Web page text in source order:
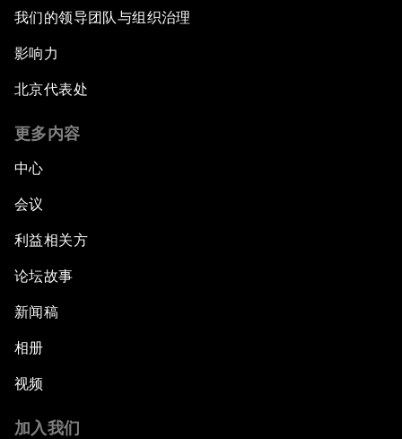
我们的领导团队与组织治理
影响力
北京代表处
更多内容
中心
会议
利益相关方
论坛故事
新闻稿
相册
视频
加入我们